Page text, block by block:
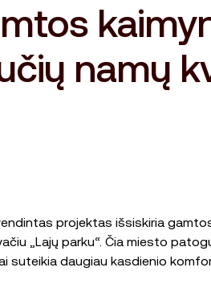
namų
projektas išsiskiria
„Lajų parku“. Čia miesto
suteikia daugiau kasdienio